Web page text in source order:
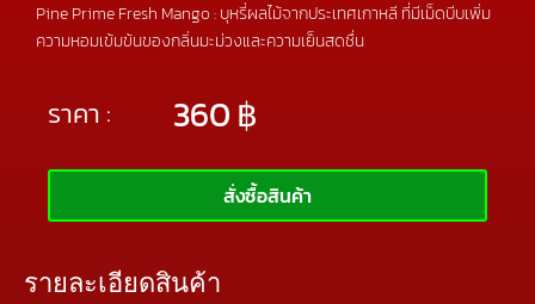
Pine Prime Fresh Mango : บุหรี่ผลไม้จากประเทศเกาหลี ที่มีเม็ดบีบเพิ่ม
ความหอมเข้มข้นของกลิ่นมะม่วงและความเย็นสดชื่น
ราคา : 360฿
สั่งซื้อสินค้า
รายละเอียดสินค้า